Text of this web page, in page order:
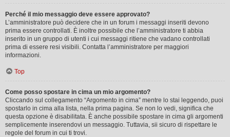
Perché il mio messaggio deve essere approvato?
L’amministratore può decidere che in un forum i messaggi inseriti devono
prima essere controllati. È inoltre possibile che l’amministratore ti abbia
inserito in un gruppo di utenti i cui messaggi ritiene che vadano controllati
prima di essere resi visibili. Contatta l’amministratore per maggiori
informazioni.
Top
Come posso spostare in cima un mio argomento?
Cliccando sul collegamento “Argomento in cima” mentre lo stai leggendo, puoi
spostarlo in cima alla lista, nella prima pagina. Se non lo vedi, significa che
questa opzione è disabilitata. È anche possibile spostare in cima gli argomenti
semplicemente inserendovi un messaggio. Tuttavia, sii sicuro di rispettare le
regole del forum in cui ti trovi.